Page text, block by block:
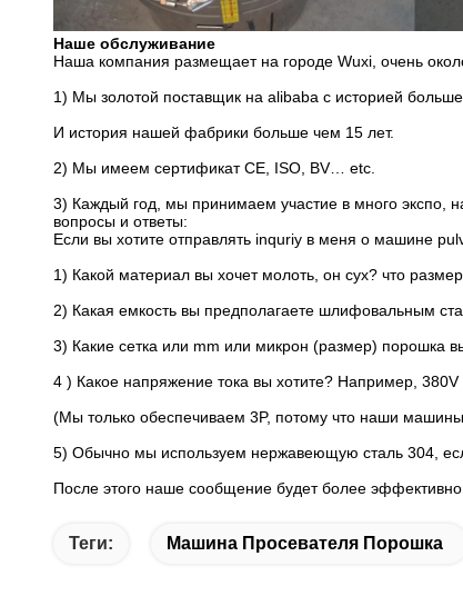
Наше обслуживание
Наша компания размещает на городе Wuxi, очень
1) Мы золотой поставщик на alibaba с историей
И история нашей фабрики больше чем 15 лет.
2) Мы имеем сертификат CE, ISO, BV… etc.
3) Каждый год, мы принимаем участие в много экспо,
вопросы и ответы:
Если вы хотите отправлять inquriy в меня о машине
1) Какой материал вы хочет молоть, он сух? что
2) Какая емкость вы предполагаете шлифовальным
3) Какие сетка или mm или микрон (размер) порошка
4 ) Какое напряжение тока вы хотите? Например,
(Мы только обеспечиваем 3P, потому что наши
5) Обычно мы используем нержавеющую сталь 304,
После этого наше сообщение будет более эффективно.
Теги: Машина Просевателя Порошка